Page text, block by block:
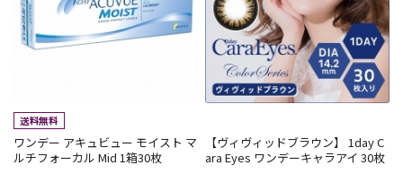
ワンデー アキュビュー モイスト マ
ルチフォーカル Mid 1箱30枚
【ヴィヴィッドブラウン】 1day C
ara Eyes ワンデーキャラアイ 30枚